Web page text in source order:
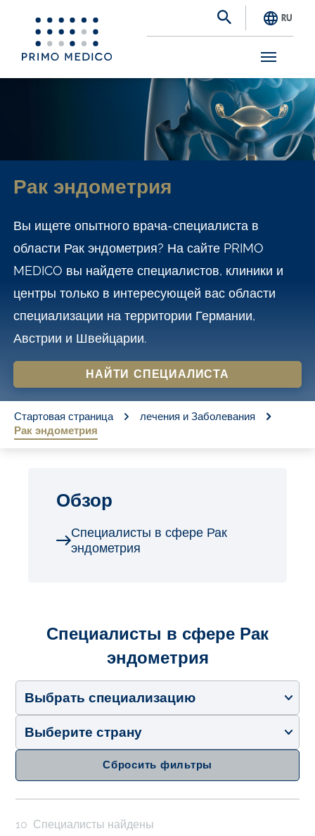
S
RU
Рак эндометрия
Вы ищете опытного врача-специалиста в
области Рак эндометрия? На сайте PRIMO
MEDICO вы найдете специалистов, клиники и
центры только в интересующей вас области
специализации на территории Германии,
Австрии и Швейцарии.
НАЙТИ СПЕЦИАЛИСТА
You are here:
Стартовая страница
лечения и Заболевания
Рак эндометрия
Обзор
Специалисты в сфере Рак
эндометрия
Специалисты в сфере Рак
эндометрия
Выбрать специализацию
Выберите страну
Сбросить фильтры
10 Специалисты найдены